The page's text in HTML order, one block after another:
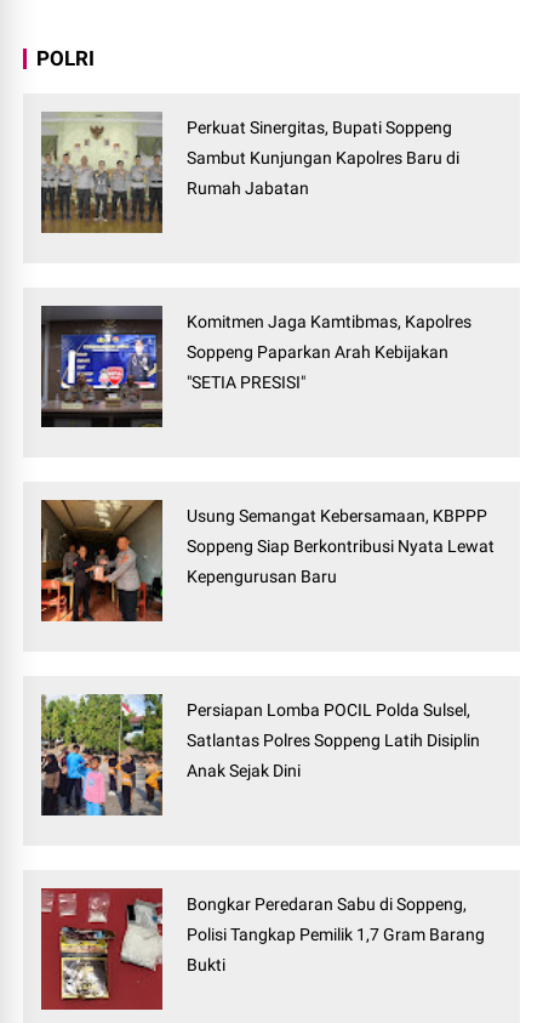
POLRI
Perkuat Sinergitas, Bupati Soppeng
Sambut Kunjungan Kapolres Baru di
Rumah Jabatan
Komitmen Jaga Kamtibmas, Kapolres
Soppeng Paparkan Arah Kebijakan
"SETIA PRESISI"
Usung Semangat Kebersamaan, KBPPP
Soppeng Siap Berkontribusi Nyata Lewat
Kepengurusan Baru
Persiapan Lomba POCIL Polda Sulsel,
Satlantas Polres Soppeng Latih Disiplin
Anak Sejak Dini
Bongkar Peredaran Sabu di Soppeng,
Polisi Tangkap Pemilik 1,7 Gram Barang
Bukti